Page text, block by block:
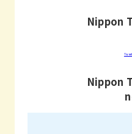
Nippon
Nippon